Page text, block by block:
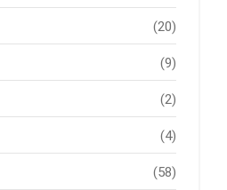
(20)
(9)
(2)
(4)
(58)